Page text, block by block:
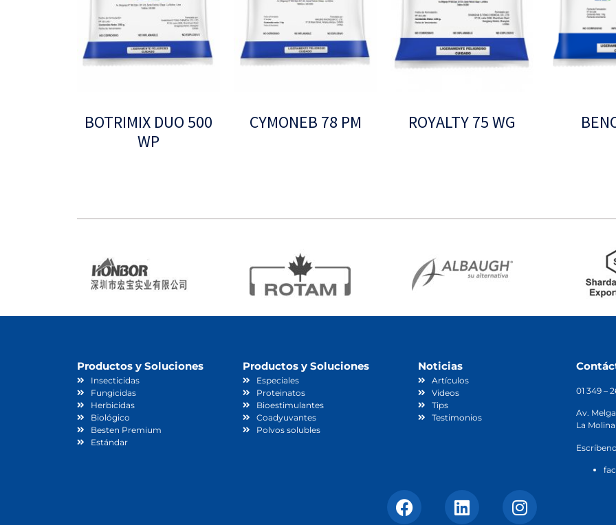
BOTRIMIX DUO 500
WP
CYMONEB 78 PM ROYALTY 75 WG
Productos y Soluciones
Insecticidas
Fungicidas
Herbicidas
Biológico
Besten Premium
Estándar
Productos y Soluciones
Especiales
Proteinatos
Bioestimulantes
Coadyuvantes
Polvos solubles
Noticias
Artículos
Videos
Tips
Testimonios
01 349 –
Av.
La